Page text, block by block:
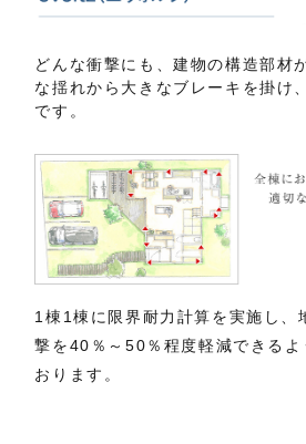
どんな衝撃にも、建物の構造部材
な揺れから大きなブレーキを掛け
です。
1棟1棟に限界耐力計算を実施し、
撃を40％～50％程度軽減できる
おります。